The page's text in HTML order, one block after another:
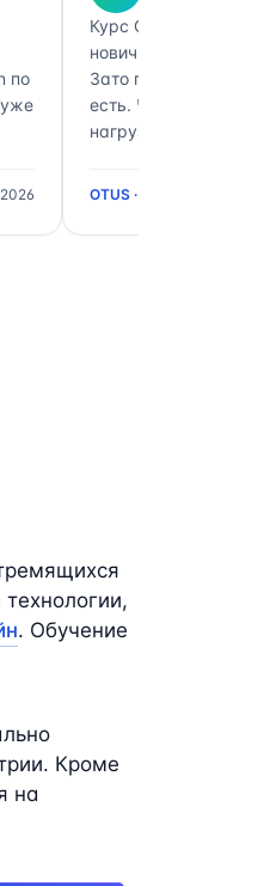
по
Курс OTUS
новичков.
Зато после
есть. Через
нагрузке между
OTUS · DevOps
. Обучение
Кроме
на